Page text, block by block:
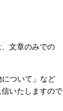
文章のみでの
ついて」など
いたしますので